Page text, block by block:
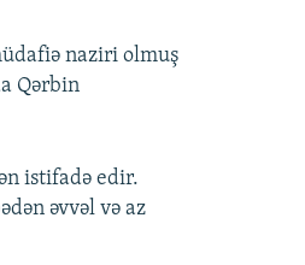
naziri olmuş
Qərbin
istifadə edir.
əvvəl və az